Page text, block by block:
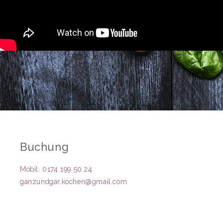
Buchung
Mobil: 0174 199 50 24
ganzundgar.kochen@gmail.com